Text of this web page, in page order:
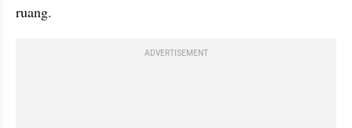
ruang.
ADVERTISEMENT